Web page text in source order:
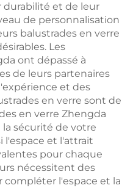
durabilité et de leur
de personnalisation
balustrades en verre
Les
ont dépassé à
de leurs partenaires
et des
en verre sont de
en verre Zhengda
sécurité de votre
l'espace et l'attrait
pour chaque
nécessitent des
compléter l'espace et la